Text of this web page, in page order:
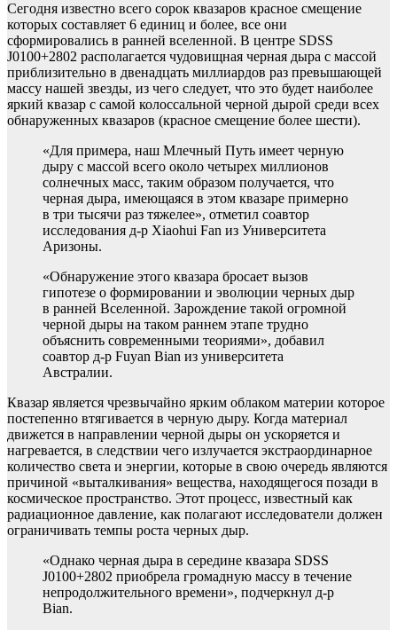
Сегодня известно всего сорок квазаров красное смещение
которых составляет 6 единиц и более, все они
сформировались в ранней вселенной. В центре SDSS
J0100+2802 располагается чудовищная черная дыра с массой
приблизительно в двенадцать миллиардов раз превышающей
массу нашей звезды, из чего следует, что это будет наиболее
яркий квазар с самой колоссальной черной дырой среди всех
обнаруженных квазаров (красное смещение более шести).
«Для примера, наш Млечный Путь имеет черную
дыру с массой всего около четырех миллионов
солнечных масс, таким образом получается, что
черная дыра, имеющаяся в этом квазаре примерно
в три тысячи раз тяжелее», отметил соавтор
исследования д-р Xiaohui Fan из Университета
Аризоны.
«Обнаружение этого квазара бросает вызов
гипотезе о формировании и эволюции черных дыр
в ранней Вселенной. Зарождение такой огромной
черной дыры на таком раннем этапе трудно
объяснить современными теориями», добавил
соавтор д-р Fuyan Bian из университета
Австралии.
Квазар является чрезвычайно ярким облаком материи которое
постепенно втягивается в черную дыру. Когда материал
движется в направлении черной дыры он ускоряется и
нагревается, в следствии чего излучается экстраординарное
количество света и энергии, которые в свою очередь являются
причиной «выталкивания» вещества, находящегося позади в
космическое пространство. Этот процесс, известный как
радиационное давление, как полагают исследователи должен
ограничивать темпы роста черных дыр.
«Однако черная дыра в середине квазара SDSS
J0100+2802 приобрела громадную массу в течение
непродолжительного времени», подчеркнул д-р
Bian.